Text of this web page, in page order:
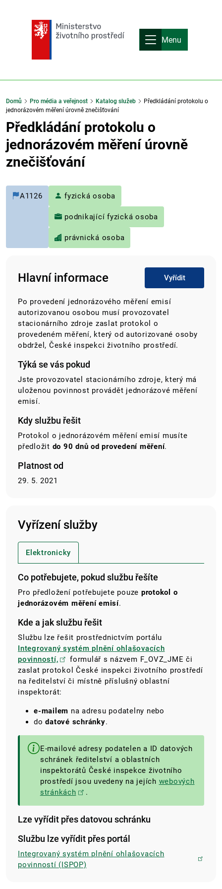
Menu
Domů Pro média a veřejnost Katalog služeb
Předkládání protokolu o
jednorázovém měření úrovně znečišťování
Předkládání protokolu o
jednorázovém měření úrovně
znečišťování
A1126 fyzická osoba
podnikající fyzická osoba
právnická osoba
Hlavní informace Vyřídit
Po provedení jednorázového měření emisí
autorizovanou osobou musí provozovatel
stacionárního zdroje zaslat protokol o
provedeném měření, který od autorizované osoby
obdržel, České inspekci životního prostředí.
Týká se vás pokud
Jste provozovatel stacionárního zdroje, který má
uloženou povinnost provádět jednorázové měření
emisí.
Kdy službu řešit
Protokol o jednorázovém měření emisí musíte
předložit do 90 dnů od provedení měření.
Platnost od
29. 5. 2021
Vyřízení služby
Elektronicky
Co potřebujete, pokud službu řešíte
Pro předložení potřebujete pouze protokol o
jednorázovém měření emisí.
Kde a jak službu řešit
Službu lze řešit prostřednictvím portálu
Integrovaný systém plnění ohlašovacích
povinností,
formulář s názvem F_OVZ_JME či
zaslat protokol České inspekci životního prostředí
na ředitelství či místně příslušný oblastní
inspektorát:
e-mailem na adresu podatelny nebo
dodatové schránky.
E-mailové adresy podatelen a ID datových
schránek ředitelství a oblastních
inspektorátů České inspekce životního
prostředí jsou uvedeny na jejích webových
stránkách
.
Lze vyřídit přes datovou schránku
Službu lze vyřídit přes portál
Integrovaný systém plnění ohlašovacích
povinností (ISPOP)